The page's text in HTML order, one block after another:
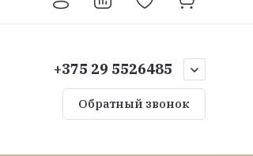
+375 29 5526485
Обратный звонок